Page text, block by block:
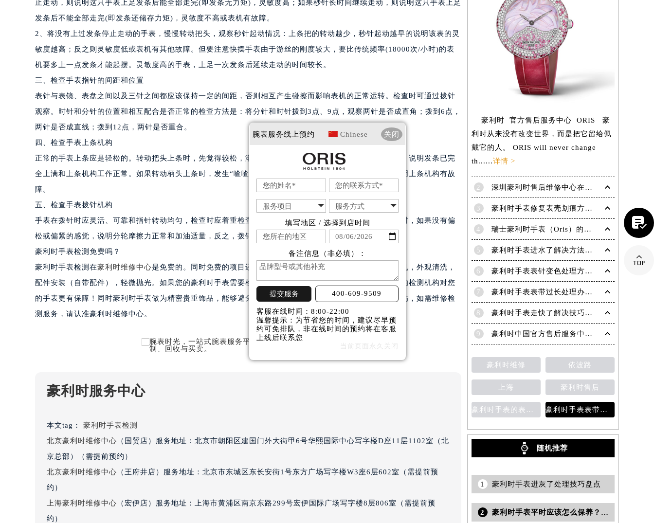
长春市朝阳区西安大路727号中银大厦A座(旺进大厦)18层09室（需提前预约）
贵阳市南明区都司高架桥路33号亨特国际金融中心14楼14D（需提前预约）
昆明市盘龙区北京路928号同德昆明广场写字楼10层06室（需提前预约）
石家庄市长安区中山东路39号勒泰中心写字楼B座13层07室（需提前预约）
海口市龙华区金贸东路5号海口华润大厦B座17层1707室（需提前预约）
唐山市路南区新华东道100号万达广场写字楼A座10层1002室（需提前预约）
台州市椒江区东海大道1800号腾达中心东1幢20楼2002室（需提前预约）
内蒙古自治区呼和浩特市玉泉区大学西街70号华润万象城写字楼（鄂尔多斯大厦）23层2326室（需提前预约）
甘肃省兰州市七里河区西津西路16号兰州中心写字楼21层2102室（需提前预约）
重庆市解放碑渝中区民权路28号英利国际金融中心写字楼20层01室（需提前预约）
黑龙江省大庆市萨尔图区会战大街豪利时售后服务中心（需提前预约）
黑龙江省鹤岗市向阳区红军路豪利时售后服务中心（需提前预约）
黑龙江省黑河市爱辉区中央街豪利时售后服务中心（需提前预约）
黑龙江省鸡西市鸡冠区红军路豪利时售后服务中心（需提前预约）
黑龙江省佳木斯市向阳区长安路豪利时售后服务中心（需提前预约）
黑龙江省牡丹江市东安区太平路豪利时售后服务中心（需提前预约）
黑龙江省七台河市桃山区大同街豪利时售后服务中心（需提前预约）
黑龙江省齐齐哈尔市龙沙区龙华路豪利时售后服务中心（需提前预约）
黑龙江省双鸭山市尖山区新兴大街豪利时售后服务中心（需提前预约）
黑龙江省伊春市伊美区通河路豪利时售后服务中心（需提前预约）
吉林省白城市洮北区明仁南街豪利时售后服务中心（需提前预约）
吉林省白山市浑江区浑江大街豪利时售后服务中心（需提前预约）
吉林省吉林市船营区河南街豪利时售后服务中心（需提前预约）
吉林省辽源市龙山区人民大街豪利时售后服务中心（需提前预约）
吉林省梅河口市新华街道梅河大街豪利时售后服务中心（需提前预约）
吉林省松原市宁江区五环大街豪利时售后服务中心（需提前预约）
吉林省通化市东昌区环通乡江南大街豪利时售后服务中心（需提前预约）
辽宁省鞍山市铁东区站前街豪利时售后服务中心（需提前预约）
辽宁省本溪市平山区胜利路豪利时售后服务中心（需提前预约）
辽宁省朝阳市双塔区新华路豪利时售后服务中心（需提前预约）
辽宁省葫芦岛市连山区中央路豪利时售后服务中心（需提前预约）
止走动，则说明这只手表上足发条后能全部走完(即发条无力矩)，灵敏度高；如果秒针长时间继续走动，则说明这只手表上足
发条后不能全部走完(即发条还储存力矩)，灵敏度不高或表机有故障。
2、将没有上过发条停止走动的手表，慢慢转动把头，观察秒针起动情况：上条把的转动越少，秒针起动越早的说明该表的灵
敏度越高；反之则灵敏度低或表机有其他故障。但要注意快摆手表由于游丝的刚度较大，要比传统频率(18000次/小时)的表
机要多上一点发条才能起摆。灵敏度高的手表，上足一次发条后延续走动的时间较长。
三、检查手表指针的间距和位置
表针与表镜、表盘之间以及三针之间都应该保持一定的间距，否则相互产生碰擦而影响表机的正常运转。检查时可通过拨针
观察。时针和分针的位置和相互配合是否正常的检查方法是：将分针和时针拨到3点、9点，观察两针是否成直角；拨到6点，
两针是否成直线；拨到12点，两针是否重合。
四、检查手表上条机构
正常的手表上条应是轻松的。转动把头上条时，先觉得较松，渐渐地越上越紧，当不能继续向前转动柄头时，说明发条已完
全上满和上条机构工作正常。如果转动柄头上条时，发生“喳喳“的异常响声或者产生顶齿打滑等现象，则说明上条机构有故
障。
五、检查手表拨针机构
手表在拨针时应灵活、可靠和指针转动均匀，检查时应着重检查分轮与中心轮轴摩擦配合的松紧度。在拨针时，如果没有偏
松或偏紧的感觉，说明分轮摩擦力正常和加油适量，反之，拨针机件有故障。
豪利时手表检测免费吗？
豪利时手表检测在豪利时维修中心是免费的。同时免费的项目还有消磁，截表带，真伪鉴定，调试校准，打孔，外观清洗，
配件安装（自带配件），轻微抛光。如果您的豪利时手表需要检测建议您到豪利时维修中心进行检测，专业的检测机构对您
的手表更有保障！同时豪利时手表做为精密贵重饰品，能够避免在维修检测时上当受骗所造成的不可追回损伤，如需维修检
测服务，请认准豪利时维修中心。
豪利时服务中心
本文tag： 豪利时手表检测
北京豪利时维修中心 （国贸店）服务地址：北京市朝阳区建国门外大街甲6号华熙国际中心写字楼D座11层1102室（北
京总部）（需提前预约）
北京豪利时维修中心 （王府井店）服务地址：北京市东城区东长安街1号东方广场写字楼W3座6层602室（需提前预
约）
上海豪利时维修中心 （宏伊店）服务地址：上海市黄浦区南京东路299号宏伊国际广场写字楼8层806室（需提前预
约）
豪利时 官方售后服务中心 ORIS 豪
利时从来没有改变世界，而是把它留给佩
戴它的人。 ORIS will never change
th......详情 >
2 深圳豪利时售后维修中心在哪里？
3 豪利时手表修复表壳划痕方法有什么？
4 瑞士豪利时手表（Oris）的保养方式！
5 豪利时手表进水了解决方法盘点
6 豪利时手表表针变色处理方法盘点
7 豪利时手表表带过长处理办法大全
8 豪利时手表走快了解决技巧大全
9 豪利时中国官方售后服务中心｜全部网点地址与客服热线权威信息公示（2026年7月最新）
豪利时维修 依波路
上海 豪利时售后
豪利时手表的表壳清洁方法 豪利时手表表带安装
随机推荐
1 豪利时手表进灰了处理技巧盘点
2 豪利时手表平时应该怎么保养？（保养方法）


腕表服务线上预约 Chinese 关闭
填写地区 / 选择到店时间
备注信息（非必填）：
提交服务 400-609-9509
客服在线时间：8:00-22:00
温馨提示：为节省您的时间，建议尽早预
约可免排队，非在线时间的预约将在客服
上线后联系您
当前页面永久关闭